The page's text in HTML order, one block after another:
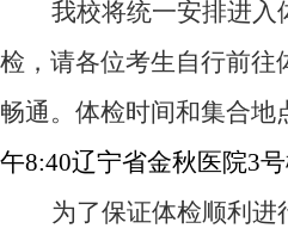
我校将统一安排进入
检，请各位考生自行前往
畅通。体检时间和集合地
午8:40辽宁省金秋医院3
为了保证体检顺利进